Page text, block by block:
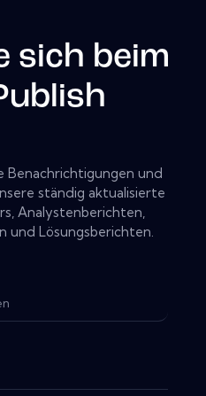
sich beim
Benachrichtigungen und
ständig aktualisierte
Analystenberichten,
und Lösungsberichten.